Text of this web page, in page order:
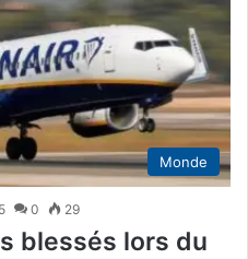
Monde
0 29
blessés lors du